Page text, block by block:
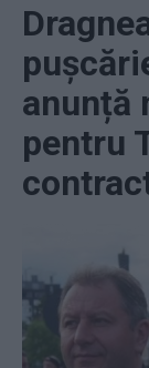
anunță
pentru